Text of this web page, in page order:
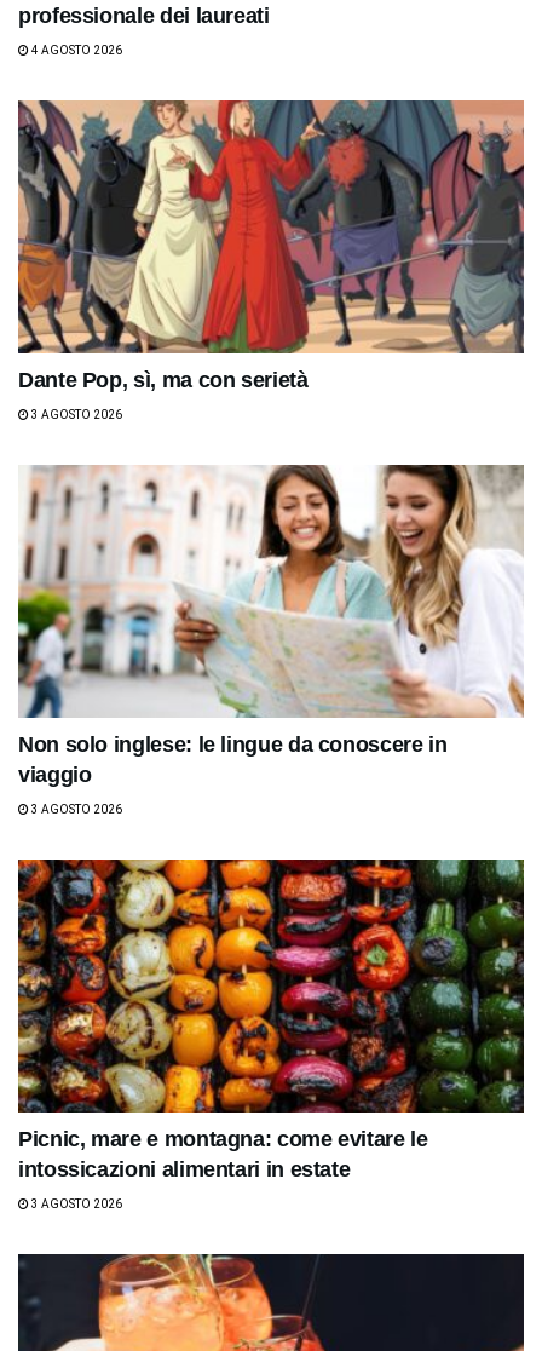
professionale dei laureati
4 AGOSTO 2026
Dante Pop, sì, ma con serietà
3 AGOSTO 2026
Non solo inglese: le lingue da conoscere in
viaggio
3 AGOSTO 2026
Picnic, mare e montagna: come evitare le
intossicazioni alimentari in estate
3 AGOSTO 2026